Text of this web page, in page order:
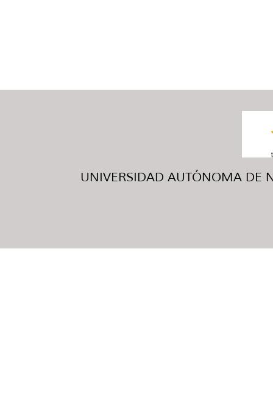
UNIVERSIDAD AUTÓNOMA DE